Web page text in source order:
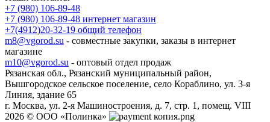
+7 (980) 106-89-48
+7 (980) 106-89-48 интернет магазин
+7(4912)20-32-19 общий телефон
m8@vgorod.su - совместные закупки, заказы в интернет
магазине
m10@vgorod.su - оптовый отдел продаж
Рязанская обл., Рязанский муниципальный район,
Вышгородское сельское поселение, село Кораблино, ул. 3-я
Линия, здание 65
г. Москва, ул. 2-я Машиностроения, д. 7, стр. 1, помещ. VIII
2026 © ООО «Полинка»